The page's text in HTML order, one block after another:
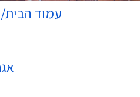
עמוד הבית
הוספה לסל